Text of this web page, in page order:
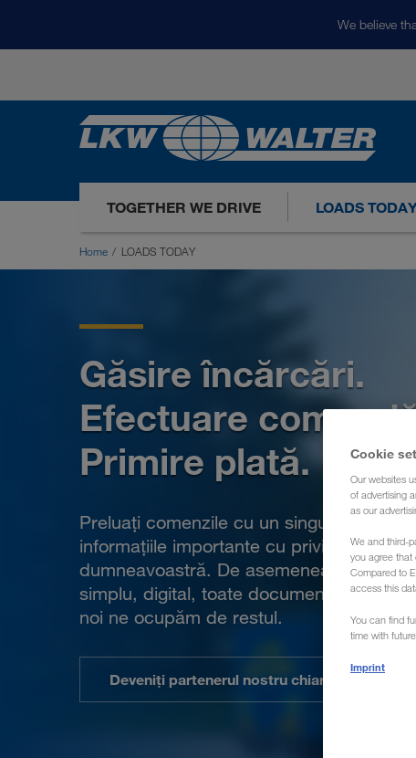
We believe
TOGETHER WE DRIVE LOADS
Home LOADS TODAY
Găsire încărcări.
Efectuare
Primire plată.
Preluați comenzile cu un singur clic și
informațiile importante cu privire la
dumneavoastră. De asemenea, ne
simplu, digital, toate documentele de
noi ne ocupăm de restul.
Deveniți partenerul nostru chiar acum
Cookie
Our websites
of advertising
as our
We and third-
you agree that
Compared to
access this
You can find
time with
Imprint